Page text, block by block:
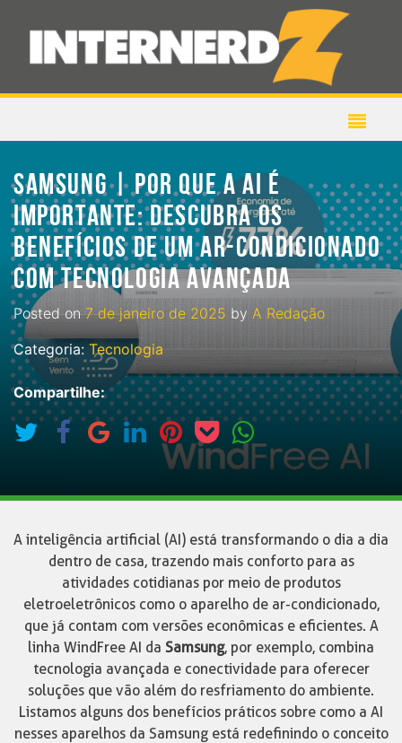
SAMSUNG | POR QUE A AI É
IMPORTANTE: DESCUBRA OS
BENEFÍCIOS DE UM AR-CONDICIONADO
COM TECNOLOGIA AVANÇADA
Posted on7 de janeiro de 2025 by A Redação
Categoria: Tecnologia
Compartilhe:
A inteligência artificial (AI) está transformando o dia a dia
dentro de casa, trazendo mais conforto para as
atividades cotidianas por meio de produtos
eletroeletrônicos como o aparelho de ar-condicionado,
que já contam com versões econômicas e eficientes. A
linha WindFree AI da Samsung, por exemplo, combina
tecnologia avançada e conectividade para oferecer
soluções que vão além do resfriamento do ambiente.
Listamos alguns dos benefícios práticos sobre como a AI
nesses aparelhos da Samsung está redefinindo o conceito